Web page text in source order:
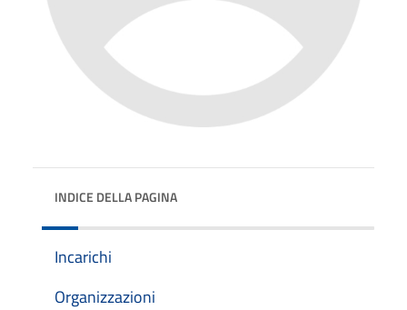
INDICE DELLA PAGINA
Incarichi
Organizzazioni